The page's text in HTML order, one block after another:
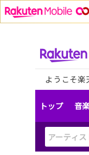
ようこそ
トップ 音